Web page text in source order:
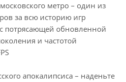
метро – один из
за всю историю игр
потрясающей обновленной
и частотой
апокалипсиса – наденьте